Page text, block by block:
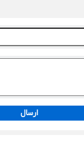
ارسال